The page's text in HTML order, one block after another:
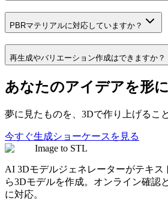
PBRマテリアルに対応していますか？
再生成やバリエーション作成はできますか？
あなたのアイデアを形
夢に見たものを、3Dで作り上げるこ
今すぐ生成ショーケースを見る
Image to STL
AI 3Dモデルジェネレーターがテキス
ら3Dモデルを作成。オンライン確認
に対応。